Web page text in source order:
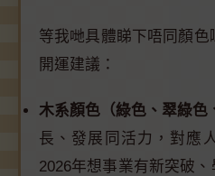
等我哋具體睇下唔同顏色
開運建議：
木系顏色（綠色、翠綠色
長、發展同活力，對應
2026年想事業有新突破